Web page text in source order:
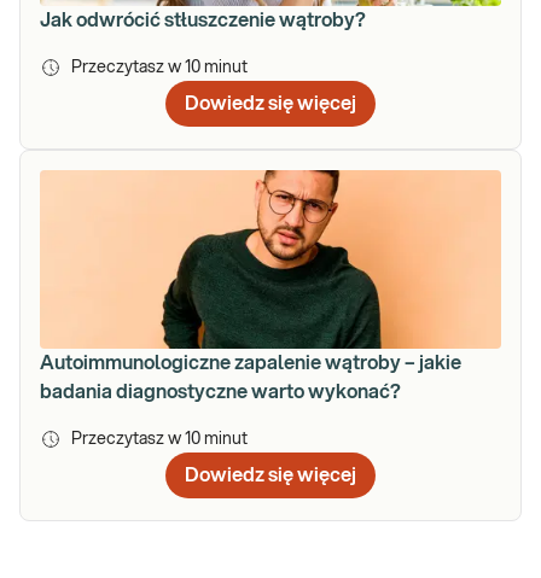
Jak odwrócić stłuszczenie wątroby?
Przeczytasz w 10 minut
Dowiedz się więcej
Autoimmunologiczne zapalenie wątroby – jakie
badania diagnostyczne warto wykonać?
Przeczytasz w 10 minut
Dowiedz się więcej